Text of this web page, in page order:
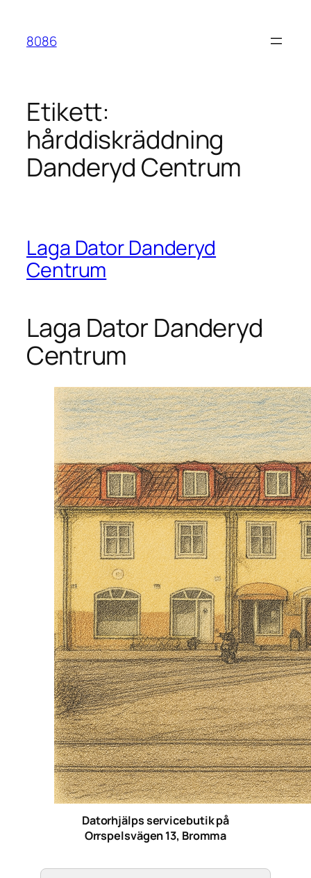
innehåll
8086
Etikett:
hårddiskräddning
Danderyd Centrum
Laga Dator Danderyd
Centrum
Laga Dator Danderyd
Centrum
Datorhjälps servicebutik på
Orrspelsvägen 13, Bromma